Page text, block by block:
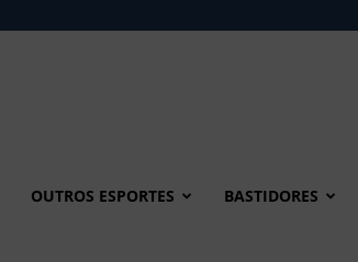
OUTROS ESPORTES BASTIDORES